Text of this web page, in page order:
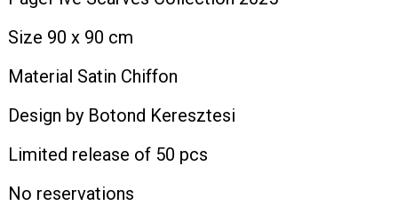
Size 90 x 90 cm
Material Satin Chiffon
Design by Botond Keresztesi
Limited release of 50 pcs
No reservations